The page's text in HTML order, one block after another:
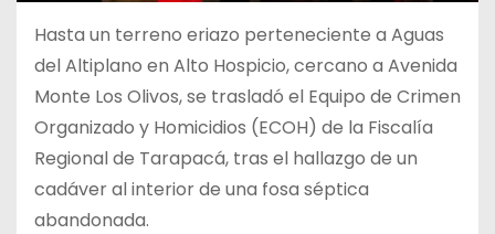
Hasta un terreno eriazo perteneciente a Aguas
del Altiplano en Alto Hospicio, cercano a Avenida
Monte Los Olivos, se trasladó el Equipo de Crimen
Organizado y Homicidios (ECOH) de la Fiscalía
Regional de Tarapacá, tras el hallazgo de un
cadáver al interior de una fosa séptica
abandonada.